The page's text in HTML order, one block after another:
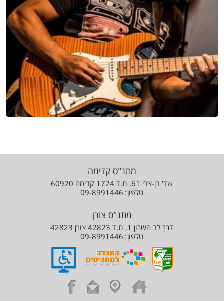
מתנ"ס קדימה
שד' בן-צבי 61, ת.ד 1724 קדימה 60920
טלפון 09-8991446
מתנ"ס צורן
דרך לב השרון 1, ת.ד 42823 צורן 42823
טלפון 09-8991446